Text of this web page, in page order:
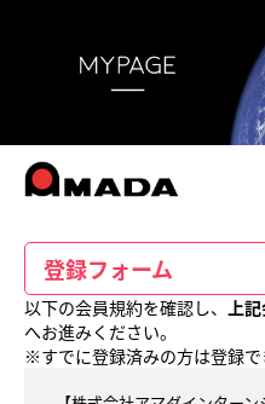
テ
ン
へ
登録フォーム
以下の会員規約を確認し、 上
へお進みください。
※すでに登録済みの方は登録で